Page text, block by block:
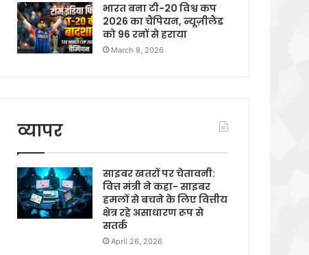
भारत बना टी-20 विश्व कप
2026 का चैंपियन, न्यूज़ीलैंड
को 96 रनों से हराया
March 8, 2026
व्यापर
साइबर खतरों पर चेतावनी:
वित्त मंत्री ने कहा- साइबर
हमलों से बचने के लिए वित्तीय
क्षेत्र रहे असाधारण रूप से
सतर्क
April 26, 2026